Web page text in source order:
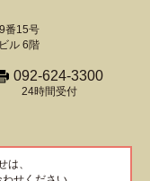
番15号
ル 6階
092-624-3300
24時間受付
は、